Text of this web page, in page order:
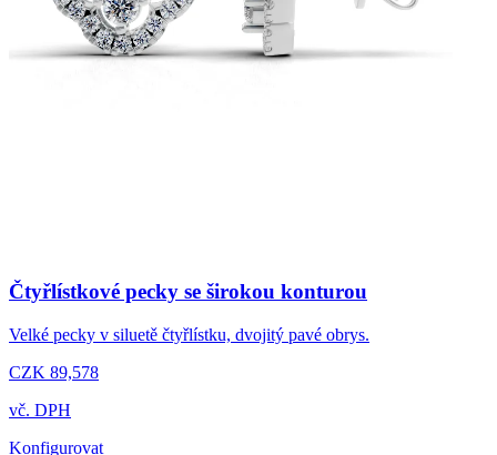
Čtyřlístkové pecky se širokou konturou
Velké pecky v siluetě čtyřlístku, dvojitý pavé obrys.
CZK 89,578
vč. DPH
Konfigurovat